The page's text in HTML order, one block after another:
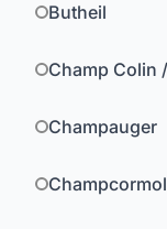
Butheil
Champ Colin
Champauger